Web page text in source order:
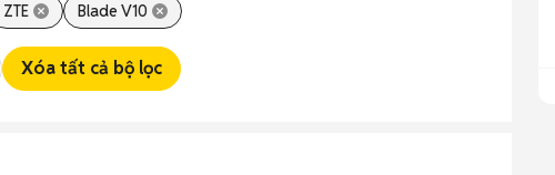
ZTE Blade V10
Xóa tất cả bộ lọc